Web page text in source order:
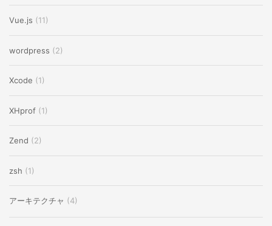
Vue.js (11)
wordpress (2)
Xcode (1)
XHprof (1)
Zend (2)
zsh (1)
アーキテクチャ (4)